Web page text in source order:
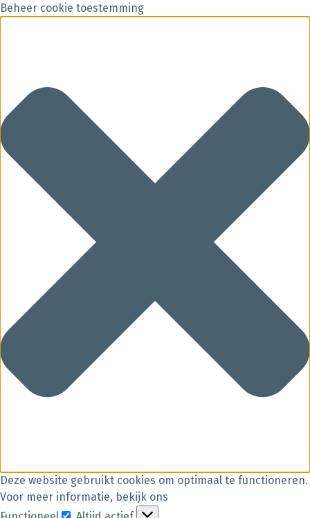
Beheer cookie toestemming
Deze website gebruikt cookies om optimaal te functioneren.
Voor meer informatie, bekijk ons